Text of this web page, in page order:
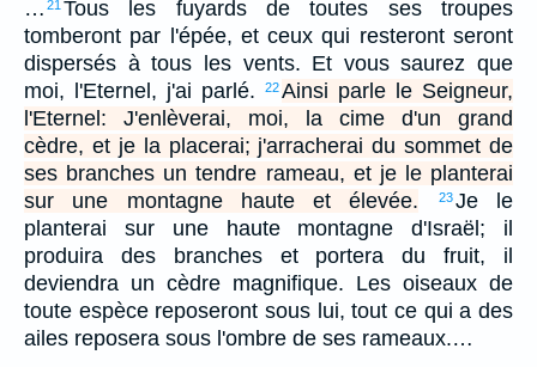
… 21 Tous les fuyards de toutes ses troupes
tomberont par l'épée, et ceux qui resteront seront
dispersés à tous les vents. Et vous saurez que
moi, l'Eternel, j'ai parlé.
22 Ainsi parle le Seigneur,
l'Eternel: J'enlèverai, moi, la cime d'un grand
cèdre, et je la placerai; j'arracherai du sommet de
ses branches un tendre rameau, et je le planterai
sur une montagne haute et élevée.
23Je le
planterai sur une haute montagne d'Israël; il
produira des branches et portera du fruit, il
deviendra un cèdre magnifique. Les oiseaux de
toute espèce reposeront sous lui, tout ce qui a des
ailes reposera sous l'ombre de ses rameaux.…